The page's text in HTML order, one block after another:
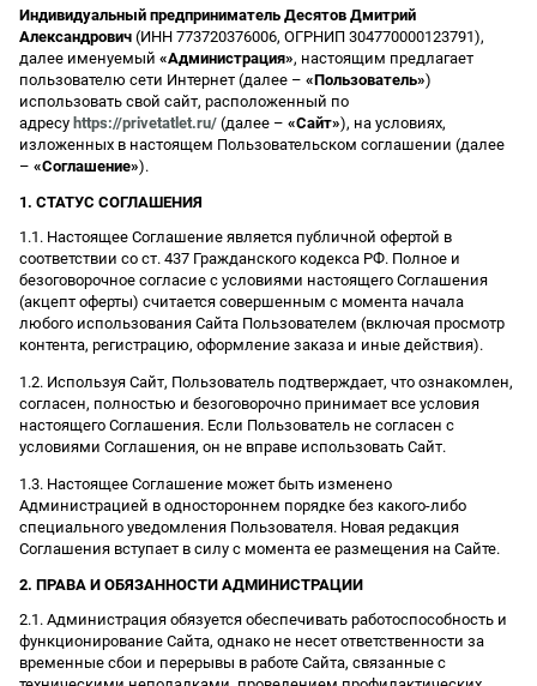
Индивидуальный предприниматель Десятов Дмитрий
Александрович (ИНН 773720376006, ОГРНИП 304770000123791),
далее именуемый «Администрация», настоящим предлагает
пользователю сети Интернет (далее – «Пользователь»)
использовать свой сайт, расположенный по
адресу https://privetatlet.ru/ (далее – «Сайт»), на условиях,
изложенных в настоящем Пользовательском соглашении (далее
– «Соглашение»).
1. СТАТУС СОГЛАШЕНИЯ
1.1. Настоящее Соглашение является публичной офертой в
соответствии со ст. 437 Гражданского кодекса РФ. Полное и
безоговорочное согласие с условиями настоящего Соглашения
(акцепт оферты) считается совершенным с момента начала
любого использования Сайта Пользователем (включая просмотр
контента, регистрацию, оформление заказа и иные действия).
1.2. Используя Сайт, Пользователь подтверждает, что ознакомлен,
согласен, полностью и безоговорочно принимает все условия
настоящего Соглашения. Если Пользователь не согласен с
условиями Соглашения, он не вправе использовать Сайт.
1.3. Настоящее Соглашение может быть изменено
Администрацией в одностороннем порядке без какого-либо
специального уведомления Пользователя. Новая редакция
Соглашения вступает в силу с момента ее размещения на Сайте.
2. ПРАВА И ОБЯЗАННОСТИ АДМИНИСТРАЦИИ
2.1. Администрация обязуется обеспечивать работоспособность и
функционирование Сайта, однако не несет ответственности за
временные сбои и перерывы в работе Сайта, связанные с